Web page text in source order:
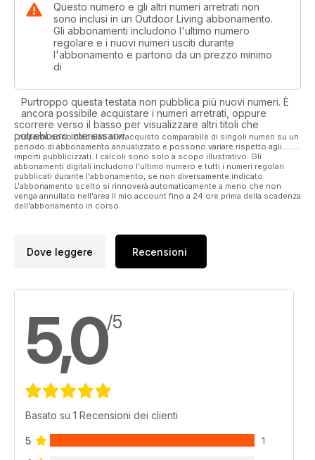
Questo numero e gli altri numeri arretrati non
sono inclusi in un Outdoor Living abbonamento.
Gli abbonamenti includono l'ultimo numero
regolare e i nuovi numeri usciti durante
l'abbonamento e partono da un prezzo minimo
di
Purtroppo questa testata non pubblica più nuovi numeri. È
ancora possibile acquistare i numeri arretrati, oppure
scorrere verso il basso per visualizzare altri titoli che
potrebbero interessarvi.
I risparmi sono calcolati sull'acquisto comparabile di singoli numeri su un
periodo di abbonamento annualizzato e possono variare rispetto agli
importi pubblicizzati. I calcoli sono solo a scopo illustrativo. Gli
abbonamenti digitali includono l'ultimo numero e tutti i numeri regolari
pubblicati durante l'abbonamento, se non diversamente indicato.
L'abbonamento scelto si rinnoverà automaticamente a meno che non
venga annullato nell'area Il mio account fino a 24 ore prima della scadenza
dell'abbonamento in corso.
Dove leggere Recensioni
5,0/5
Basato su 1 Recensioni dei clienti
5 1